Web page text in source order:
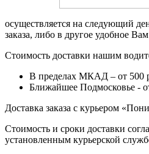
осуществляется на следующий
заказа, либо в другое удобное
Стоимость доставки нашим
В пределах МКАД – от 500
Ближайшее Подмосковье -
Доставка заказа с курьером
Стоимость и сроки доставки
установленным курьерской